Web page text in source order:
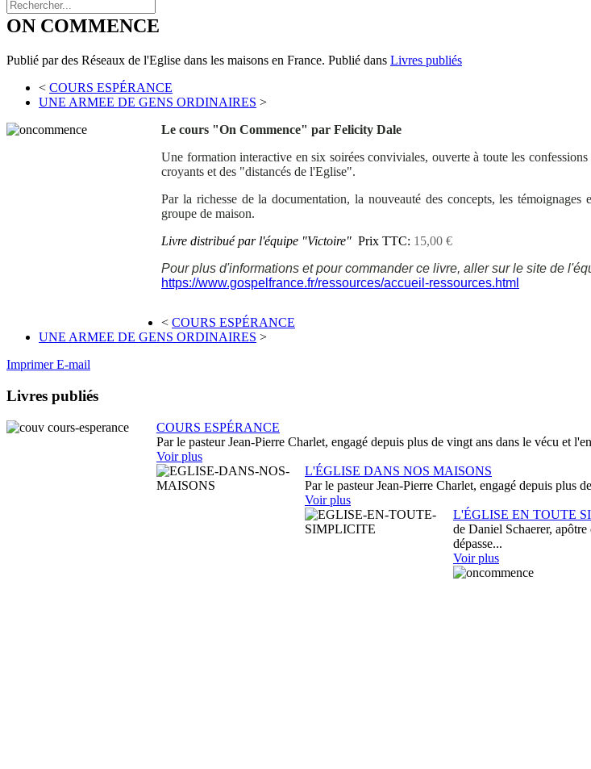
ON COMMENCE
Publié par des Réseaux de l'Eglise dans les maisons en France. Publié dans Livres publiés
< COURS ESPÉRANCE
UNE ARMEE DE GENS ORDINAIRES >
Le cours "On Commence" par Felicity Dale
Une formation interactive en six soirées conviviales, ouverte à toute les
croyants et des "distancés de l'Eglise".
Par la richesse de la documentation, la nouveauté des concepts, les
groupe de maison.
Livre distribué par l'équipe "Victoire" Prix TTC: 15,00 €
Pour plus d'informations et pour commander ce livre, aller sur le site de
https://www.gospelfrance.fr/ressources/accueil-ressources.html
< COURS ESPÉRANCE
UNE ARMEE DE GENS ORDINAIRES >
ImprimerE-mail
Livres publiés
COURS ESPÉRANCE
Par le pasteur Jean-Pierre Charlet, engagé depuis plus de vingt ans dans le vécu et
Voir plus
L'ÉGLISE DANS NOS MAISONS
Par le pasteur Jean-Pierre Charlet, engagé depuis plus
Voir plus
L'ÉGLISE EN TOUTE
de Daniel Schaerer,
dépasse...
Voir plus